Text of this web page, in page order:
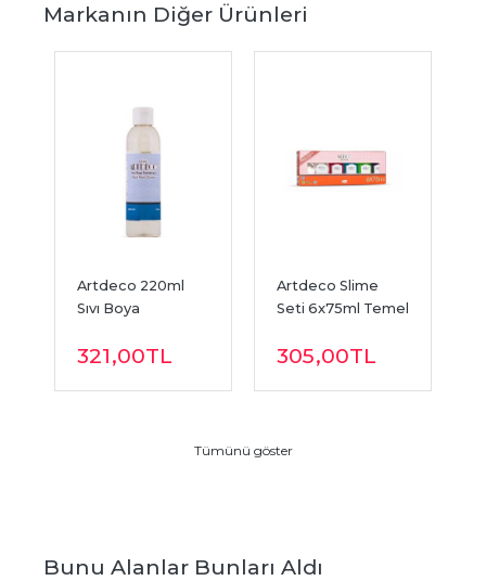
Markanın Diğer Ürünleri
Artdeco 220ml
Sıvı Boya
321,00TL
Artdeco Slime
Seti 6x75ml Temel
305,00TL
Tümünü göster
Bunu Alanlar Bunları Aldı